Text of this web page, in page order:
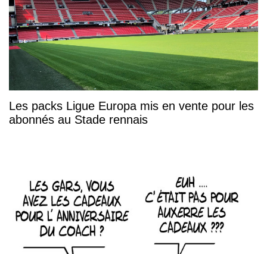
Les packs Ligue Europa mis en vente pour les
abonnés au Stade rennais